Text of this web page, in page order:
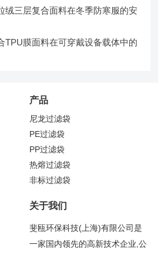
绒三层复合面料在冬季防寒服的安
TPU膜面料在可穿戴设备载体中的
产品
尼龙过滤袋
PE过滤袋
PP过滤袋
热熔过滤袋
非标过滤袋
关于我们
斐瓯环保科技(上海)有限公司是
一家国内领先的高新技术企业,公